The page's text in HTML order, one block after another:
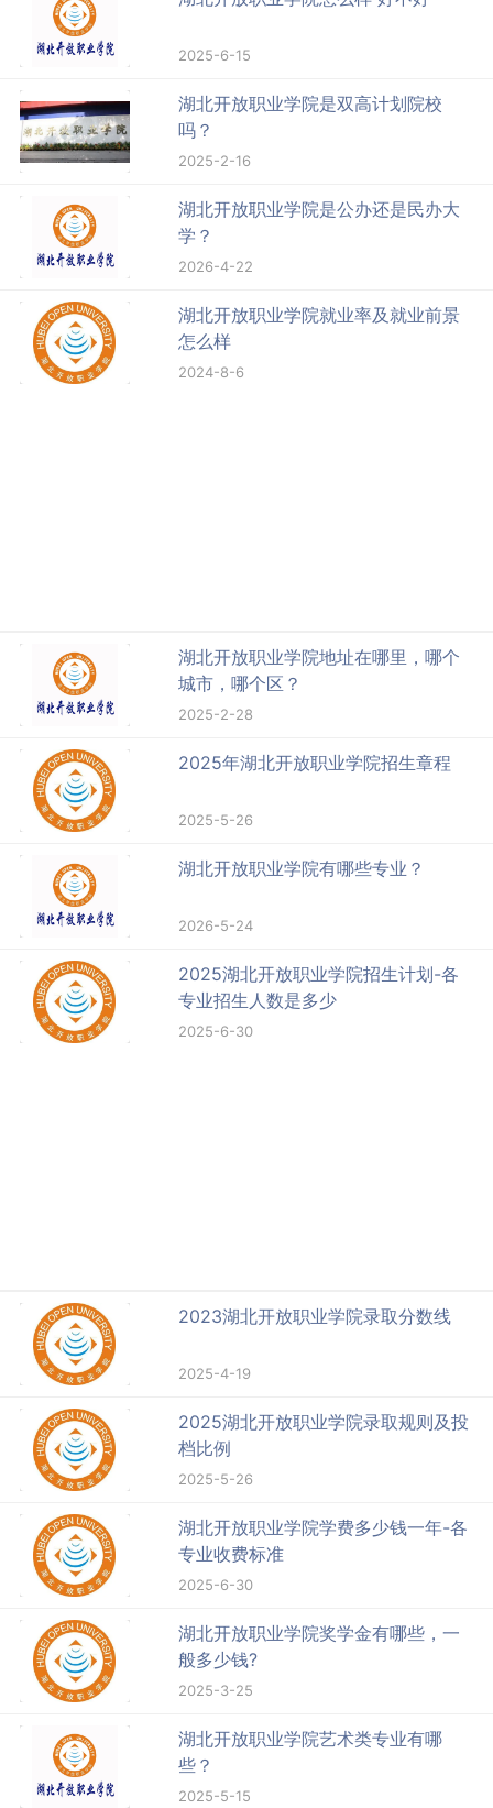
2025-6-15
湖北开放职业学院是双高计划院校
吗？
2025-2-16
湖北开放职业学院是公办还是民办大
学？
2026-4-22
湖北开放职业学院就业率及就业前景
怎么样
2024-8-6
湖北开放职业学院地址在哪里，哪个
城市，哪个区？
2025-2-28
2025年湖北开放职业学院招生章程
2025-5-26
湖北开放职业学院有哪些专业？
2026-5-24
2025湖北开放职业学院招生计划-各
专业招生人数是多少
2025-6-30
2023湖北开放职业学院录取分数线
2025-4-19
2025湖北开放职业学院录取规则及投
档比例
2025-5-26
湖北开放职业学院学费多少钱一年-各
专业收费标准
2025-6-30
湖北开放职业学院奖学金有哪些，一
般多少钱?
2025-3-25
湖北开放职业学院艺术类专业有哪
些？
2025-5-15